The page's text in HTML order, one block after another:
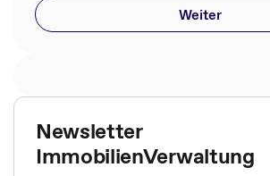
Weiter
Newsletter
ImmobilienVerwaltung